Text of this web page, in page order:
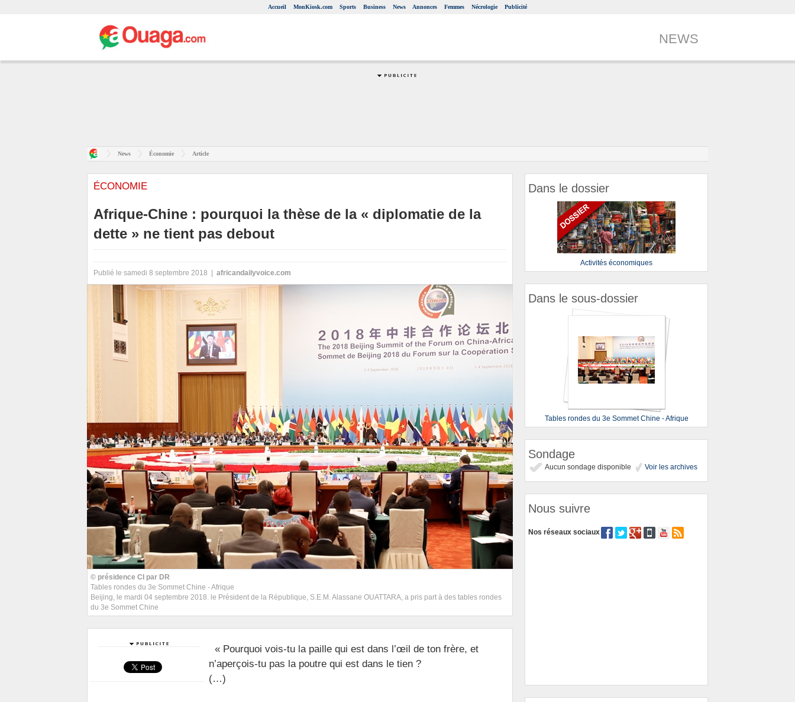
Accueil MonKiosk.com Sports Business News Annonces Femmes Nécrologie Publicité
NEWS
News Économie Article
ÉCONOMIE
Afrique-Chine : pourquoi la thèse de la « diplomatie de la
dette » ne tient pas debout
Publié le samedi 8 septembre 2018 | africandailyvoice.com
© présidence CI par DR
Tables rondes du 3e Sommet Chine - Afrique
Beijing, le mardi 04 septembre 2018. le Président de la République, S.E.M. Alassane OUATTARA, a pris part à des tables rondes
du 3e Sommet Chine
« Pourquoi vois-tu la paille qui est dans l’œil de ton frère, et
n’aperçois-tu pas la poutre qui est dans le tien ?
(…)
Dans le dossier
Activités économiques
Dans le sous-dossier
Tables rondes du 3e Sommet Chine - Afrique
Sondage
Aucun sondage disponible Voir les archives
Nous suivre
Nos réseaux sociaux